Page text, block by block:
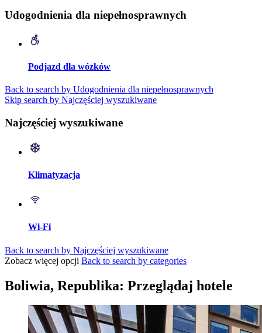
Udogodnienia dla niepełnosprawnych
Podjazd dla wózków
Back to search by Udogodnienia dla niepełnosprawnych
Skip search by Najczęściej wyszukiwane
Najczęściej wyszukiwane
Klimatyzacja
Wi-Fi
Back to search by Najczęściej wyszukiwane
Zobacz więcej opcji Back to search by categories
Boliwia, Republika: Przeglądaj hotele